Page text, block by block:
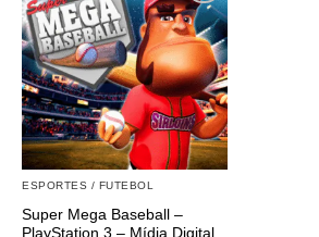
ESPORTES / FUTEBOL
Super Mega Baseball –
PlayStation 3 – Mídia Digital